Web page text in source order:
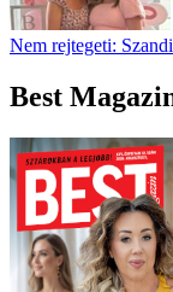
Nem rejtegeti:
Best